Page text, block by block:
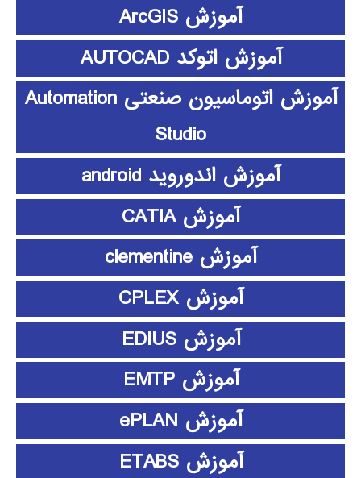
آموزش ArcGIS
آموزش اتوکد AUTOCAD
آموزش اتوماسیون صنعتی Automation
Studio
آموزش اندوروید android
آموزش CATIA
آموزش clementine
آموزش CPLEX
آموزش EDIUS
آموزش EMTP
آموزش ePLAN
آموزش ETABS